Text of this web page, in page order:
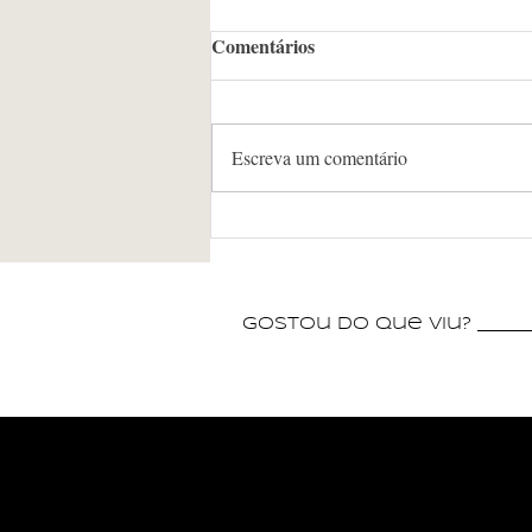
Banda 4&Jazz apresenta
Museu Histórico e Geográfico
Comentários
Escreva um comentário
gostou do que viu?